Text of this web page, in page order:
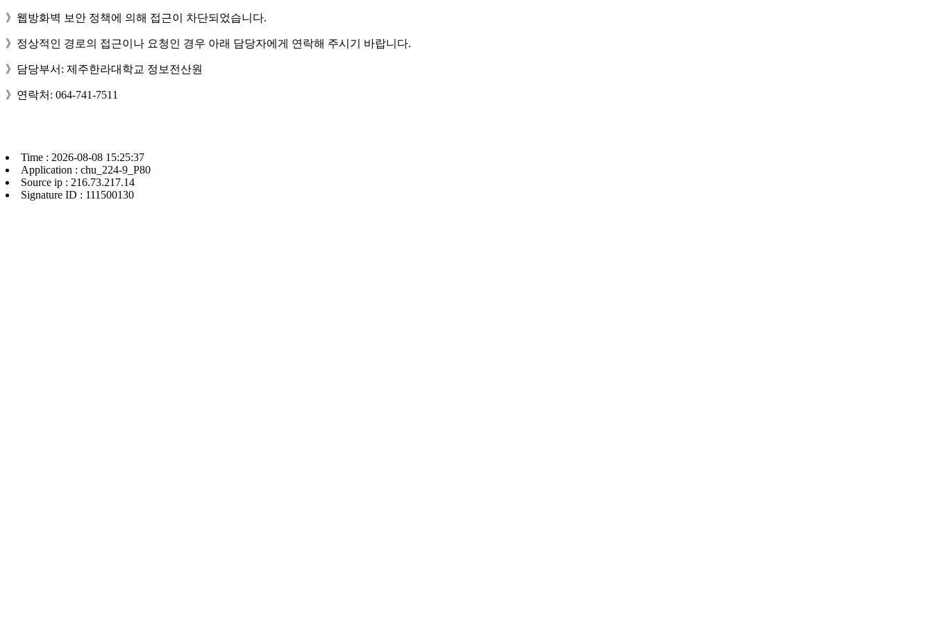
》웹방화벽 보안 정책에 의해 접근이 차단되었습니다.
》정상적인 경로의 접근이나 요청인 경우 아래 담당자에게 연락해 주시기 바랍니다.
》담당부서: 제주한라대학교 정보전산원
》연락처: 064-741-7511
Time : 2026-08-08 15:25:37
Application : chu_224-9_P80
Source ip : 216.73.217.14
Signature ID : 111500130